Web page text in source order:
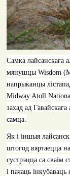
Самка лайсанскага
мянушцы Wisdom
напрыканцы
Midway Atoll
захад ад
самца.
Як і іншыя
штогод вяртаецца
сустрэцца са сваім
і пачаць інкубаваць